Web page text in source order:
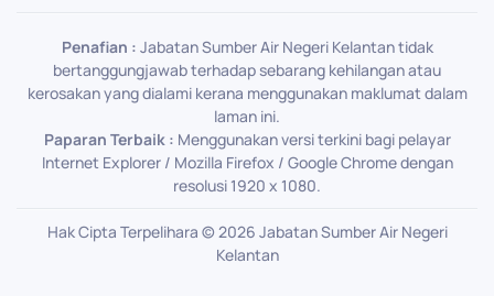
Penafian : Jabatan Sumber Air Negeri Kelantan tidak
bertanggungjawab terhadap sebarang kehilangan atau
kerosakan yang dialami kerana menggunakan maklumat dalam
laman ini.
Paparan Terbaik : Menggunakan versi terkini bagi pelayar
Internet Explorer / Mozilla Firefox / Google Chrome dengan
resolusi 1920 x 1080.
Hak Cipta Terpelihara ©2026 Jabatan Sumber Air Negeri
Kelantan